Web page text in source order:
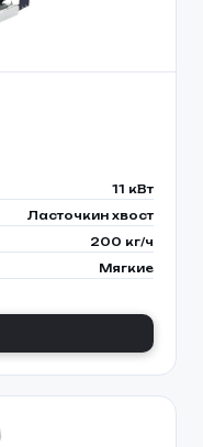
11 кВт
Ласточкин хвост
200 кг/ч
Мягкие